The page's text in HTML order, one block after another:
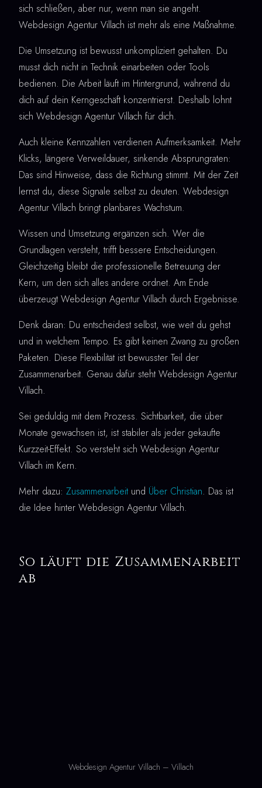
sich schließen, aber nur, wenn man sie angeht.
Webdesign Agentur Villach ist mehr als eine Maßnahme.
Die Umsetzung ist bewusst unkompliziert gehalten. Du
musst dich nicht in Technik einarbeiten oder Tools
bedienen. Die Arbeit läuft im Hintergrund, während du
dich auf dein Kerngeschäft konzentrierst. Deshalb lohnt
sich Webdesign Agentur Villach für dich.
Auch kleine Kennzahlen verdienen Aufmerksamkeit. Mehr
Klicks, längere Verweildauer, sinkende Absprungraten:
Das sind Hinweise, dass die Richtung stimmt. Mit der Zeit
lernst du, diese Signale selbst zu deuten. Webdesign
Agentur Villach bringt planbares Wachstum.
Wissen und Umsetzung ergänzen sich. Wer die
Grundlagen versteht, trifft bessere Entscheidungen.
Gleichzeitig bleibt die professionelle Betreuung der
Kern, um den sich alles andere ordnet. Am Ende
überzeugt Webdesign Agentur Villach durch Ergebnisse.
Denk daran: Du entscheidest selbst, wie weit du gehst
und in welchem Tempo. Es gibt keinen Zwang zu großen
Paketen. Diese Flexibilität ist bewusster Teil der
Zusammenarbeit. Genau dafür steht Webdesign Agentur
Villach.
Sei geduldig mit dem Prozess. Sichtbarkeit, die über
Monate gewachsen ist, ist stabiler als jeder gekaufte
Kurzzeit-Effekt. So versteht sich Webdesign Agentur
Villach im Kern.
Mehr dazu: Zusammenarbeit und Über Christian. Das ist
die Idee hinter Webdesign Agentur Villach.
So läuft die Zusammenarbeit
ab
Webdesign Agentur Villach – Villach